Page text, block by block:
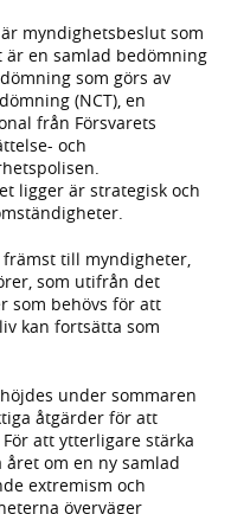
myndighetsbeslut som
är en samlad bedömning
som görs av
(NCT), en
från Försvarets
och
ligger är strategisk och
till myndigheter,
som utifrån det
som behövs för att
kan fortsätta som
under sommaren
åtgärder för att
att ytterligare stärka
om en ny samlad
extremism och
överväger